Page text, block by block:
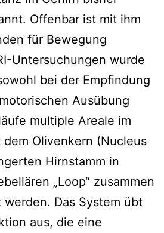
Offenbar ist mit ihm
für Bewegung
Untersuchungen wurde
bei der Empfindung
Ausübung
multiple Areale im
Olivenkern (Nucleus
Hirnstamm in
„Loop“ zusammen
Das System übt
aus, die eine